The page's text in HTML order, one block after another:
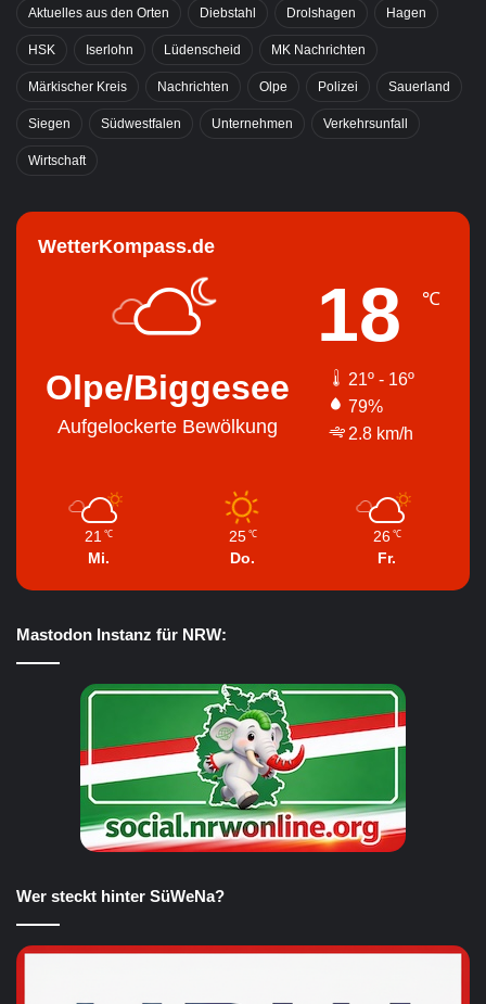
Aktuelles aus den Orten Diebstahl Drolshagen Hagen
HSK Iserlohn Lüdenscheid MK Nachrichten
Märkischer Kreis Nachrichten Olpe Polizei Sauerland
Siegen Südwestfalen Unternehmen Verkehrsunfall
Wirtschaft
WetterKompass.de
Olpe/Biggesee
Aufgelockerte Bewölkung
18 ℃
21º - 16º
79%
2.8 km/h
21 ℃
Mi.
25 ℃
Do.
26 ℃
Fr.
Mastodon Instanz für NRW:
Wer steckt hinter SüWeNa?